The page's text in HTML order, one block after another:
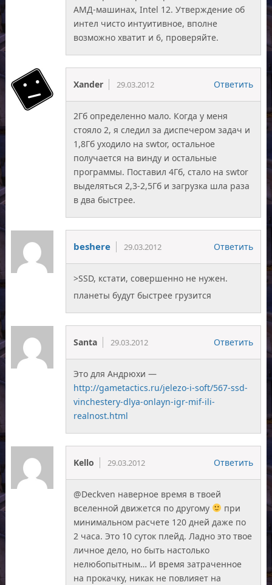
АМД-машинах, Intel 12. Утверждение об
интел чисто интуитивное, вполне
возможно хватит и 6, проверяйте.
Xander 29.03.2012 Ответить
2Гб определенно мало. Когда у меня
стояло 2, я следил за диспечером задач и
1,8Гб уходило на swtor, остальное
получается на винду и остальные
программы. Поставил 4Гб, стало на swtor
выделяться 2,3-2,5Гб и загрузка шла раза
в два быстрее.
beshere 29.03.2012 Ответить
>SSD, кстати, совершенно не нужен.
планеты будут быстрее грузится
Santa 29.03.2012 Ответить
Это для Андрюхи —
http://gametactics.ru/jelezo-i-soft/567-ssd-
vinchestery-dlya-onlayn-igr-mif-ili-
realnost.html
Kello 29.03.2012 Ответить
@Deckven наверное время в твоей
вселенной движется по другому
при
минимальном расчете 120 дней даже по
2 часа. Это 10 суток плейд. Ладно это твое
личное дело, но быть настолько
нелюбопытным… И время затраченное
на прокачку, никак не повлияет на